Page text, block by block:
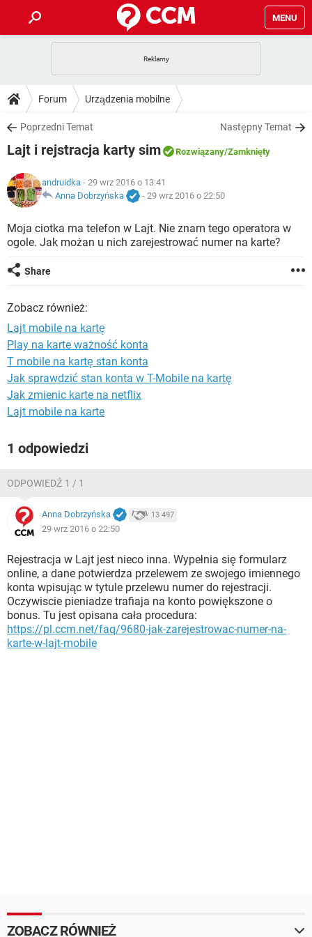
MENU
GRY WHATSAPP
SPOTIFY
INSTAGRAM FACEBOOK
WINDOWS 10
PORADY
PlayStation TIKTOK
INSTAGRAM
WINDOWS 10
DO POBRANIA
ANDROID TIKTOK
GRY
IOS NETFLIX
INSTAGRAM FACEBOOK
WINDOWS 10
FORUM
COVID-19
GRY
SPOTIFY NETFLIX
ARTYKUŁY
COVID-19 TIKTOK
GRY WHATSAPP
SPOTIFY
Forum Urządzenia mobilne
Poprzedni Temat Następny Temat
Lajt i rejstracja karty sim Rozwiązany/Zamknięty
andruidka - 29 wrz 2016 o 13:41
Anna Dobrzyńska
- 29 wrz 2016 o 22:50
Moja ciotka ma telefon w Lajt. Nie znam tego operatora w
ogole. Jak możan u nich zarejestrować numer na karte?
Share
Zobacz również:
Lajt mobile na kartę
Play na karte ważność konta
T mobile na kartę stan konta
Jak sprawdzić stan konta w T-Mobile na kartę
Jak zmienic karte na netflix
Lajt mobile na karte
1 odpowiedzi
ODPOWIEDŹ 1 / 1
Anna Dobrzyńska 13 497
29 wrz 2016 o 22:50
Rejestracja w Lajt jest nieco inna. Wypełnia się formularz
online, a dane potwierdza przelewem ze swojego imiennego
konta wpisując w tytule przelewu numer do rejestracji.
Oczywiscie pieniadze trafiaja na konto powiększone o
bonus. Tu jest opisana cała procedura:
https://pl.ccm.net/faq/9680-jak-zarejestrowac-numer-na-
karte-w-lajt-mobile
ZOBACZ RÓWNIEŻ